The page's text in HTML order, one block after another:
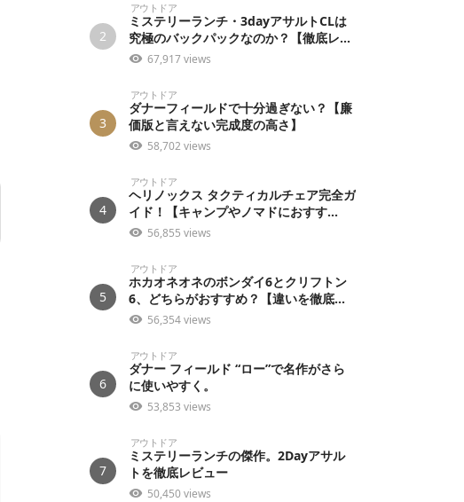
2
アウトドア
ミステリーランチ・3dayアサルトCLは
究極のバックパックなのか？【徹底レ...
67,917 views
3
アウトドア
ダナーフィールドで十分過ぎない？【廉
価版と言えない完成度の高さ】
58,702 views
4
アウトドア
ヘリノックス タクティカルチェア完全ガ
イド！【キャンプやノマドにおすす...
56,855 views
5
アウトドア
ホカオネオネのボンダイ6とクリフトン
6、どちらがおすすめ？【違いを徹底...
56,354 views
6
アウトドア
ダナー フィールド “ロー”で名作がさら
に使いやすく。
53,853 views
7
アウトドア
ミステリーランチの傑作。2Dayアサル
トを徹底レビュー
50,450 views